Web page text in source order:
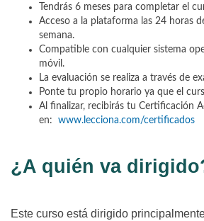
Tendrás 6 meses para completar el
Acceso a la plataforma las 24 horas
semana.
Compatible con cualquier sistema
móvil.
La evaluación se realiza a través de
Ponte tu propio horario ya que el
Al finalizar, recibirás tu Certificación
en: www.lecciona.com/certificados
¿A quién va
Este curso está dirigido